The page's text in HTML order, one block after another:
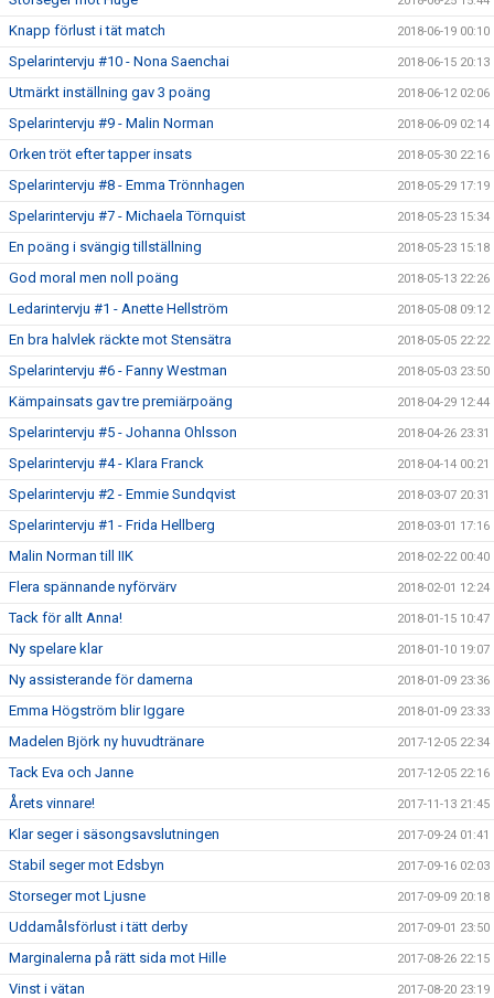
Knapp förlust i tät match 2018-06-19 00:10
Spelarintervju #10 - Nona Saenchai 2018-06-15 20:13
Utmärkt inställning gav 3 poäng 2018-06-12 02:06
Spelarintervju #9 - Malin Norman 2018-06-09 02:14
Orken tröt efter tapper insats 2018-05-30 22:16
Spelarintervju #8 - Emma Trönnhagen 2018-05-29 17:19
Spelarintervju #7 - Michaela Törnquist 2018-05-23 15:34
En poäng i svängig tillställning 2018-05-23 15:18
God moral men noll poäng 2018-05-13 22:26
Ledarintervju #1 - Anette Hellström 2018-05-08 09:12
En bra halvlek räckte mot Stensätra 2018-05-05 22:22
Spelarintervju #6 - Fanny Westman 2018-05-03 23:50
Kämpainsats gav tre premiärpoäng 2018-04-29 12:44
Spelarintervju #5 - Johanna Ohlsson 2018-04-26 23:31
Spelarintervju #4 - Klara Franck 2018-04-14 00:21
Spelarintervju #2 - Emmie Sundqvist 2018-03-07 20:31
Spelarintervju #1 - Frida Hellberg 2018-03-01 17:16
Malin Norman till IIK 2018-02-22 00:40
Flera spännande nyförvärv 2018-02-01 12:24
Tack för allt Anna! 2018-01-15 10:47
Ny spelare klar 2018-01-10 19:07
Ny assisterande för damerna 2018-01-09 23:36
Emma Högström blir Iggare 2018-01-09 23:33
Madelen Björk ny huvudtränare 2017-12-05 22:34
Tack Eva och Janne 2017-12-05 22:16
Årets vinnare! 2017-11-13 21:45
Klar seger i säsongsavslutningen 2017-09-24 01:41
Stabil seger mot Edsbyn 2017-09-16 02:03
Storseger mot Ljusne 2017-09-09 20:18
Uddamålsförlust i tätt derby 2017-09-01 23:50
Marginalerna på rätt sida mot Hille 2017-08-26 22:15
Vinst i vätan 2017-08-20 23:19